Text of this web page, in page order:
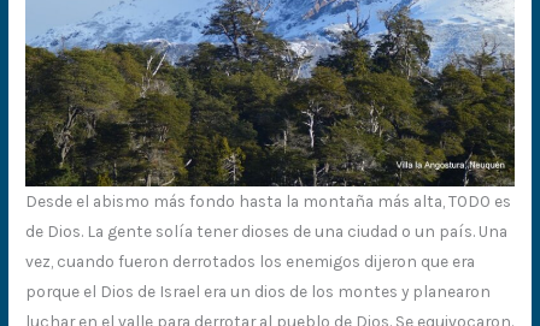
Desde el abismo más fondo hasta la montaña más alta, TODO es
de Dios. La gente solía tener dioses de una ciudad o un país. Una
vez, cuando fueron derrotados los enemigos dijeron que era
porque el Dios de Israel era un dios de los montes y planearon
luchar en el valle para derrotar al pueblo de Dios. Se equivocaron.